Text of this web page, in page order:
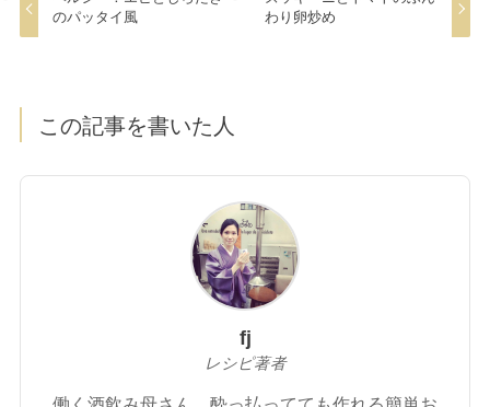
のパッタイ風
わり卵炒め
この記事を書いた人
fj
レシピ著者